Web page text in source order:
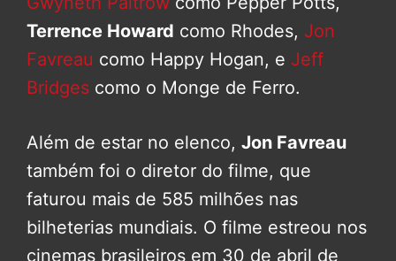
Terrence Howard como Rhodes, Jon
Favreau como Happy Hogan, e Jeff
Bridges como o Monge de Ferro.
Além de estar no elenco, Jon Favreau
também foi o diretor do filme, que
faturou mais de 585 milhões nas
bilheterias mundiais. O filme estreou nos
cinemas brasileiros em 30 de abril de